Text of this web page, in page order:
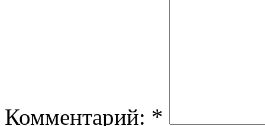
Комментарий: *